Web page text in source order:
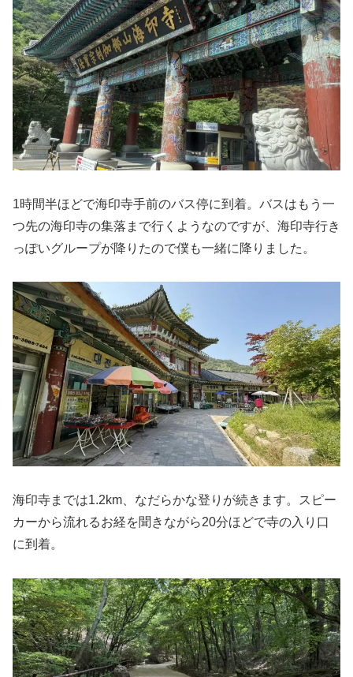
1時間半ほどで海印寺手前のバス停に到着。バスはもう一
つ先の海印寺の集落まで行くようなのですが、海印寺行き
っぽいグループが降りたので僕も一緒に降りました。
海印寺までは1.2km、なだらかな登りが続きます。スピー
カーから流れるお経を聞きながら20分ほどで寺の入り口
に到着。